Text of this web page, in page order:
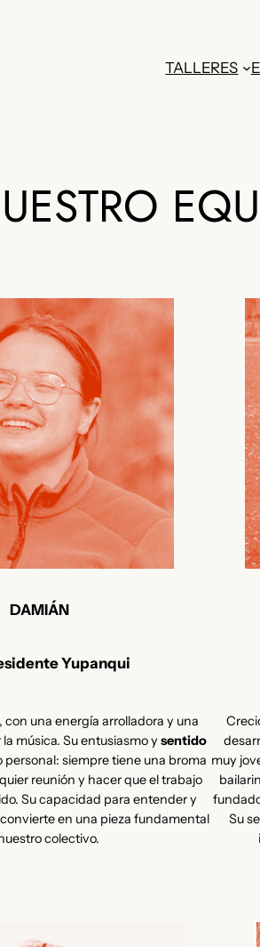
TALLERES
DAMIÁN
Yupanqui
, con una energía arrolladora y una
música. Su entusiasmo y sentido
personal: siempre tiene una broma
reunión y hacer que el trabajo
Su capacidad para entender y
en una pieza fundamental
colectivo.
muy
Su